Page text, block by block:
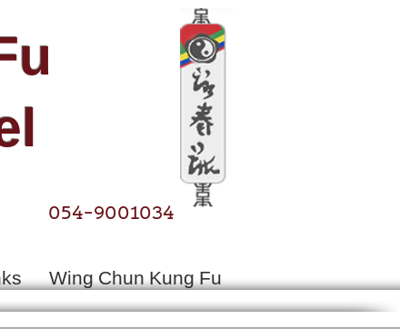
054-9001034
Wing Chun Kung Fu